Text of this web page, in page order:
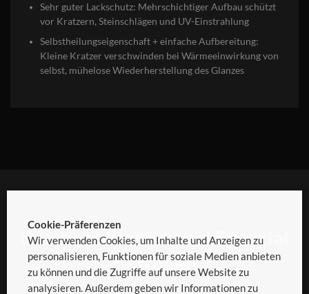
Sehr guter Lackschutz: Mehrschichtiger Aufbau schützt
vor Kratzern, Steinschlägen und UV-Einstrahlung
Selbstheilungseigenschaft + einfache Aufbereitung:
Kleine Kratzer verschwinden bei Wärmeeinwirkung von
selbst, mühelose Wiederherstellung des Glanzes
Darum solltest du bei Spezzial
bestellen
Cookie-Präferenzen
Wir verwenden Cookies, um Inhalte und Anzeigen zu
personalisieren, Funktionen für soziale Medien anbieten
zu können und die Zugriffe auf unsere Website zu
analysieren. Außerdem geben wir Informationen zu